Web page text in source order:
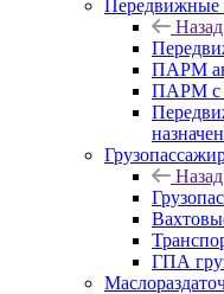
Передвижные
Назад
ПАРМ
ПАРМ
Назад
ГПА